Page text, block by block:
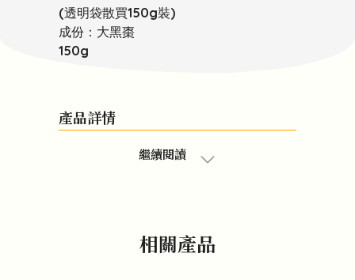
(透明袋散買150g裝)
成份：大黑棗
150g
產品詳情
繼續閱讀
相關產品